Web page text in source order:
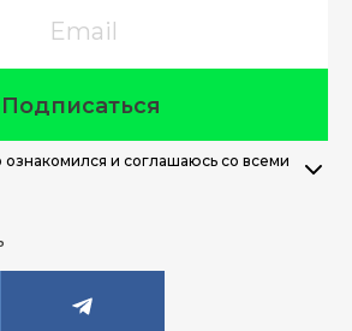
Подписаться
и соглашаюсь со всеми